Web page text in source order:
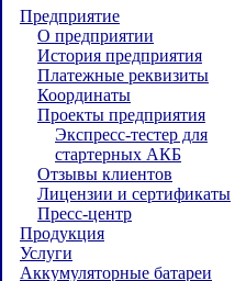
Предприятие
О предприятии
История предприятия
Платежные реквизиты
Координаты
Проекты предприятия
Экспресс-тестер для
стартерных АКБ
Отзывы клиентов
Лицензии и сертификаты
Пресс-центр
Продукция
Услуги
Аккумуляторные батареи